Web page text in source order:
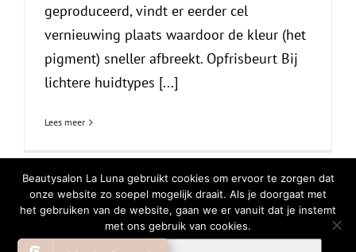
geproduceerd, vindt er eerder cel
vernieuwing plaats waardoor de kleur (het
pigment) sneller afbreekt. Opfrisbeurt Bij
lichtere huidtypes [...]
Lees meer
© Copyright2026 | All Rights Reserved | Privacy Verklaring |Cookiebeleid
Beautysalon La Luna gebruikt cookies om ervoor te zorgen dat
onze website zo soepel mogelijk draait. Als je doorgaat met
het gebruiken van de website, gaan we er vanuit dat je instemt
met ons gebruik van cookies.